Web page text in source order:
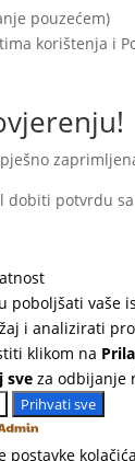
pouzećem)
korištenja i
dobiti potvrdu
poboljšati vaše
i analizirati
klikom na
sve za odbijanje
Prihvati sve
postavke kolačića